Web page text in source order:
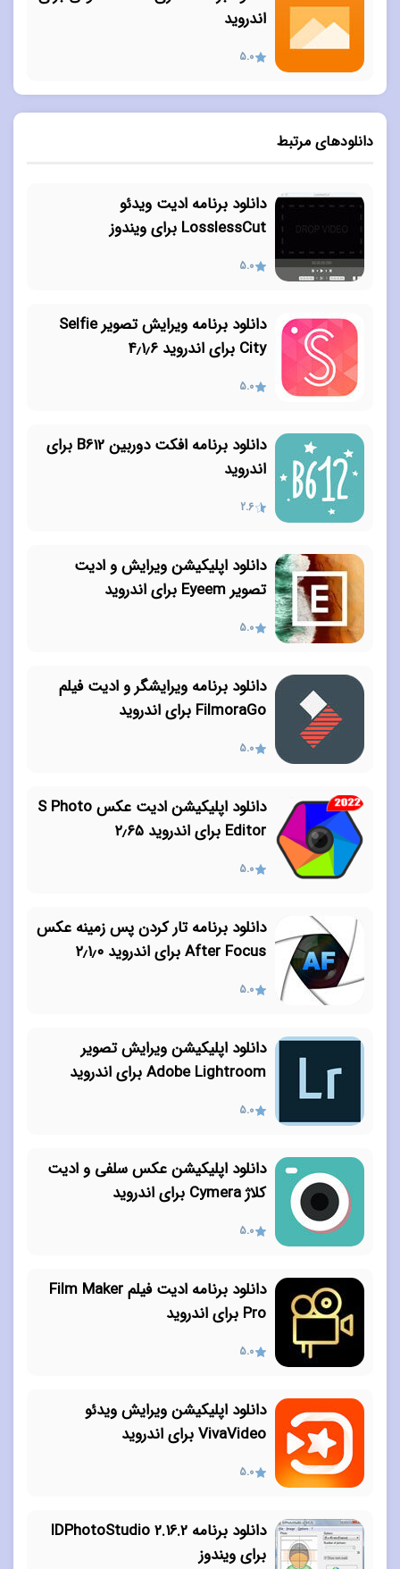
دانلودهای مرتبط
دانلود برنامه ادیت ویدئو
LosslessCut برای ویندوز
5.0
دانلود برنامه ویرایش تصویر Selfie
City برای اندروید ۴٫۱٫۶
5.0
دانلود برنامه افکت دوربین B612 برای
اندروید
2.6
دانلود اپلیکیشن ویرایش و ادیت
تصویر Eyeem برای اندروید
5.0
دانلود برنامه ویرایشگر و ادیت فیلم
FilmoraGo برای اندروید
5.0
دانلود اپلیکیشن ادیت عکس S Photo
Editor برای اندروید ۲٫۶۵
5.0
دانلود برنامه تار کردن پس زمینه عکس
After Focus برای اندروید ۲٫۱٫۰
5.0
دانلود اپلیکیشن ویرایش تصویر
Adobe Lightroom برای اندروید
5.0
دانلود اپلیکیشن عکس سلفی و ادیت
کلاژ Cymera برای اندروید
5.0
دانلود برنامه ادیت فیلم Film Maker
Pro برای اندروید
5.0
دانلود اپلیکیشن ویرایش ویدئو
VivaVideo برای اندروید
5.0
دانلود برنامه IDPhotoStudio 2.16.2
برای ویندوز
اندروید
5.0